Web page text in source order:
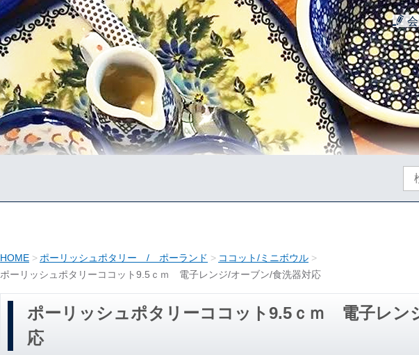
HOME ポーリッシュポタリー / ポーランド
ココット/ミニボウル
ポーリッシュポタリーココット9.5ｃｍ 電子レンジ/オーブン/食洗器対応
ポーリッシュポタリーココット9.5ｃｍ 電子レン
応